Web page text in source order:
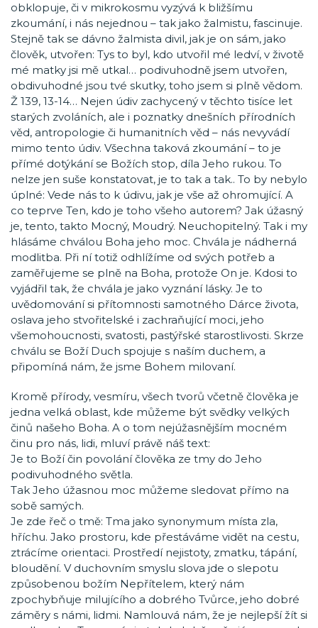
obklopuje, či v mikrokosmu vyzývá k bližšímu
zkoumání, i nás nejednou – tak jako žalmistu, fascinuje.
Stejně tak se dávno žalmista divil, jak je on sám, jako
člověk, utvořen: Tys to byl, kdo utvořil mé ledví, v životě
mé matky jsi mě utkal… podivuhodně jsem utvořen,
obdivuhodné jsou tvé skutky, toho jsem si plně vědom.
Ž 139, 13-14… Nejen údiv zachycený v těchto tisíce let
starých zvoláních, ale i poznatky dnešních přírodních
věd, antropologie či humanitních věd – nás nevyvádí
mimo tento údiv. Všechna taková zkoumání – to je
přímé dotýkání se Božích stop, díla Jeho rukou. To
nelze jen suše konstatovat, je to tak a tak.. To by nebylo
úplné: Vede nás to k údivu, jak je vše až ohromující. A
co teprve Ten, kdo je toho všeho autorem? Jak úžasný
je, tento, takto Mocný, Moudrý. Neuchopitelný. Tak i my
hlásáme chválou Boha jeho moc. Chvála je nádherná
modlitba. Při ní totiž odhlížíme od svých potřeb a
zaměřujeme se plně na Boha, protože On je. Kdosi to
vyjádřil tak, že chvála je jako vyznání lásky. Je to
uvědomování si přítomnosti samotného Dárce života,
oslava jeho stvořitelské i zachraňující moci, jeho
všemohoucnosti, svatosti, pastýřské starostlivosti. Skrze
chválu se Boží Duch spojuje s naším duchem, a
připomíná nám, že jsme Bohem milovaní.
Kromě přírody, vesmíru, všech tvorů včetně člověka je
jedna velká oblast, kde můžeme být svědky velkých
činů našeho Boha. A o tom nejúžasnějším mocném
činu pro nás, lidi, mluví právě náš text:
Je to Boží čin povolání člověka ze tmy do Jeho
podivuhodného světla.
Tak Jeho úžasnou moc můžeme sledovat přímo na
sobě samých.
Je zde řeč o tmě: Tma jako synonymum místa zla,
hříchu. Jako prostoru, kde přestáváme vidět na cestu,
ztrácíme orientaci. Prostředí nejistoty, zmatku, tápání,
bloudění. V duchovním smyslu slova jde o slepotu
způsobenou božím Nepřítelem, který nám
zpochybňuje milujícího a dobrého Tvůrce, jeho dobré
záměry s námi, lidmi. Namlouvá nám, že je nejlepší žít si